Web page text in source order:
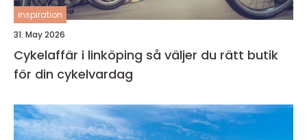
inspiration
31. May 2026
Cykelaffär i linköping så väljer du rätt butik
för din cykelvardag